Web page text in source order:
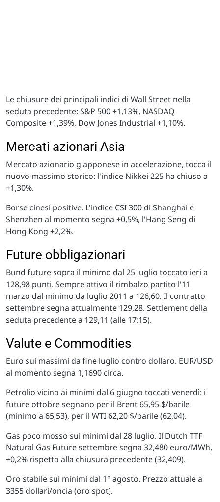
Le chiusure dei principali indici di Wall Street nella
seduta precedente: S&P 500 +1,13%, NASDAQ
Composite +1,39%, Dow Jones Industrial +1,10%.
Mercati azionari Asia
Mercato azionario giapponese in accelerazione, tocca il
nuovo massimo storico: l'indice Nikkei 225 ha chiuso a
+1,30%.
Borse cinesi positive. L'indice CSI 300 di Shanghai e
Shenzhen al momento segna +0,5%, l'Hang Seng di
Hong Kong +2,2%.
Future obbligazionari
Bund future sopra il minimo dal 25 luglio toccato ieri a
128,98 punti. Sempre attivo il rimbalzo partito l'11
marzo dal minimo da luglio 2011 a 126,60. Il contratto
settembre segna attualmente 129,28. Settlement della
seduta precedente a 129,11 (alle 17:15).
Valute e Commodities
Euro sui massimi da fine luglio contro dollaro. EUR/USD
al momento segna 1,1690 circa.
Petrolio vicino ai minimi dal 6 giugno toccati venerdì: i
future ottobre segnano per il Brent 65,95 $/barile
(minimo a 65,53), per il WTI 62,20 $/barile (62,04).
Gas poco mosso sui minimi dal 28 luglio. Il Dutch TTF
Natural Gas Future settembre segna 32,480 euro/MWh,
+0,2% rispetto alla chiusura precedente (32,409).
Oro stabile sui minimi dal 1° agosto. Prezzo attuale a
3355 dollari/oncia (oro spot).